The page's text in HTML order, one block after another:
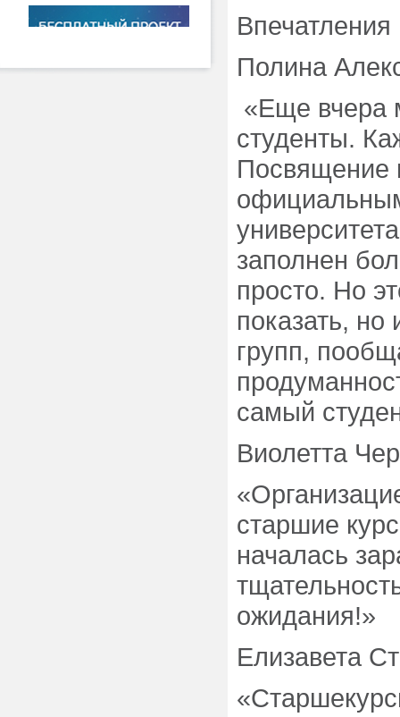
Впечатления
Полина
«Еще вчера
студенты.
Посвящение
заполнен
просто. Но
показать, но
групп,
самый
Виолетта
старшие
началась
ожидания!»
Елизавета